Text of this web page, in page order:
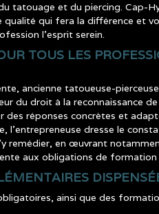
tatouage et du piercing. Cap-
qui fera la différence et
l’esprit serein.
TOUS LES
ancienne tatoueuse-
du droit à la reconnaissance de
réponses concrètes et
dresse le
remédier, en œuvrant
aux obligations de formation
ainsi que des